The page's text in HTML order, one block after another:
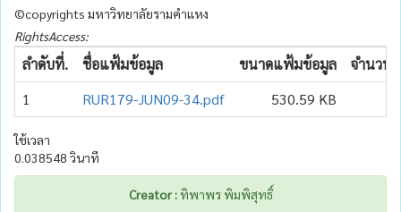
©copyrights มหาวิทยาลัยรามคำแหง
RightsAccess:
ลำดับที่. ชื่อแฟ้มข้อมูล ขนาดแฟ้มข้อมูล
จำนวนเ
1
RUR179-JUN09-34.pdf 530.59 KB
ใช้เวลา
0.038548 วินาที
Creator :ทิพาพร พิมพิสุทธิ์